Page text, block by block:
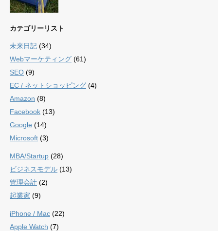
カテゴリーリスト
未来日記 (34)
Webマーケティング (61)
SEO (9)
EC / ネットショッピング (4)
Amazon (8)
Facebook (13)
Google (14)
Microsoft (3)
MBA/Startup (28)
ビジネスモデル (13)
管理会計 (2)
起業家 (9)
iPhone / Mac (22)
Apple Watch (7)